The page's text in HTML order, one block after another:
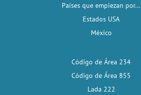
Países que empiezan por...
Estados USA
México
Código de Área 234
Código de Área 855
Lada 222